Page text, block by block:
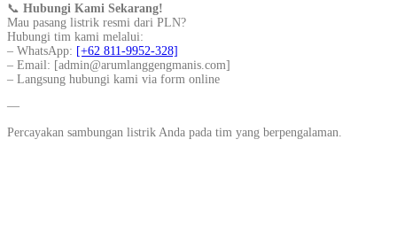
📞 Hubungi Kami Sekarang!
Mau pasang listrik resmi dari PLN?
Hubungi tim kami melalui:
– WhatsApp: [+62 811-9952-328]
– Email: [admin@arumlanggengmanis.com]
– Langsung hubungi kami via form online
—
Percayakan sambungan listrik Anda pada tim yang berpengalaman.